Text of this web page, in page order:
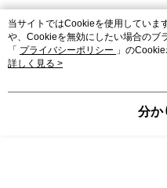
人気タグ
当サイトではCookieを使用していま
や、Cookieを無効にしたい場合のブ
「 プライバシーポリシー 」の
が、当サイトを引き続き使用される
詳しく見る >
分か